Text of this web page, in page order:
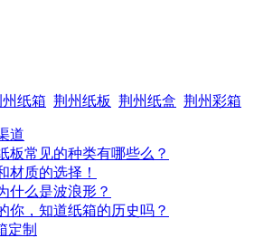
纸箱 荆州纸板 荆州纸盒 荆州彩箱
道
板常见的种类有哪些么？
材质的选择！
什么是波浪形？
你，知道纸箱的历史吗？
定制